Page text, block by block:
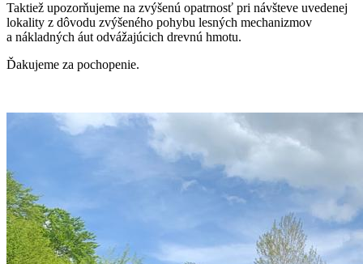
Taktiež upozorňujeme na zvýšenú opatrnosť pri návšteve uvedenej
lokality z dôvodu zvýšeného pohybu lesných mechanizmov
a nákladných áut odvážajúcich drevnú hmotu.
Ďakujeme za pochopenie.